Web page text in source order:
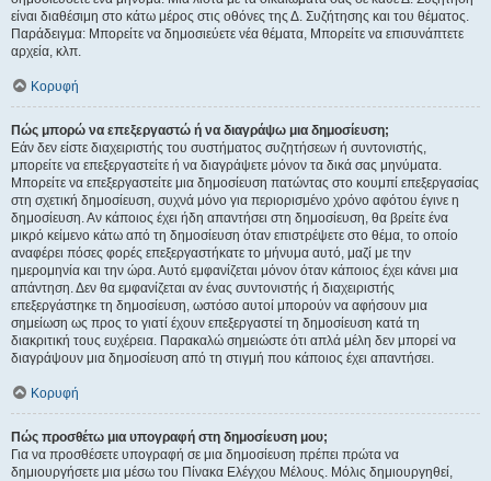
είναι διαθέσιμη στο κάτω μέρος στις οθόνες της Δ. Συζήτησης και του θέματος.
Παράδειγμα: Μπορείτε να δημοσιεύετε νέα θέματα, Μπορείτε να επισυνάπτετε
αρχεία, κλπ.
Κορυφή
Πώς μπορώ να επεξεργαστώ ή να διαγράψω μια δημοσίευση;
Εάν δεν είστε διαχειριστής του συστήματος συζητήσεων ή συντονιστής,
μπορείτε να επεξεργαστείτε ή να διαγράψετε μόνον τα δικά σας μηνύματα.
Μπορείτε να επεξεργαστείτε μια δημοσίευση πατώντας στο κουμπί επεξεργασίας
στη σχετική δημοσίευση, συχνά μόνο για περιορισμένο χρόνο αφότου έγινε η
δημοσίευση. Αν κάποιος έχει ήδη απαντήσει στη δημοσίευση, θα βρείτε ένα
μικρό κείμενο κάτω από τη δημοσίευση όταν επιστρέψετε στο θέμα, το οποίο
αναφέρει πόσες φορές επεξεργαστήκατε το μήνυμα αυτό, μαζί με την
ημερομηνία και την ώρα. Αυτό εμφανίζεται μόνον όταν κάποιος έχει κάνει μια
απάντηση. Δεν θα εμφανίζεται αν ένας συντονιστής ή διαχειριστής
επεξεργάστηκε τη δημοσίευση, ωστόσο αυτοί μπορούν να αφήσουν μια
σημείωση ως προς το γιατί έχουν επεξεργαστεί τη δημοσίευση κατά τη
διακριτική τους ευχέρεια. Παρακαλώ σημειώστε ότι απλά μέλη δεν μπορεί να
διαγράψουν μια δημοσίευση από τη στιγμή που κάποιος έχει απαντήσει.
Κορυφή
Πώς προσθέτω μια υπογραφή στη δημοσίευση μου;
Για να προσθέσετε υπογραφή σε μια δημοσίευση πρέπει πρώτα να
δημιουργήσετε μια μέσω του Πίνακα Ελέγχου Μέλους. Μόλις δημιουργηθεί,